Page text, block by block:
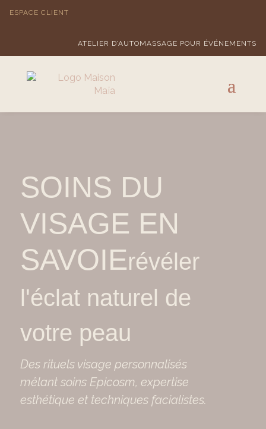
ESPACE CLIENT
ATELIER D’AUTOMASSAGE POUR ÉVÉNEMENTS
SOINS DU
VISAGE EN
SAVOIErévéler
l'éclat naturel de
votre peau
Des rituels visage personnalisés
mêlant soins Epicosm, expertise
esthétique et techniques facialistes.